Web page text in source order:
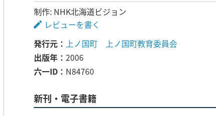
制作: NHK北海道ビジョン
レビューを書く
発行元
上ノ国町 上ノ国町教育委員会
出版年
2006
六一ID
N84760
新刊・電子書籍